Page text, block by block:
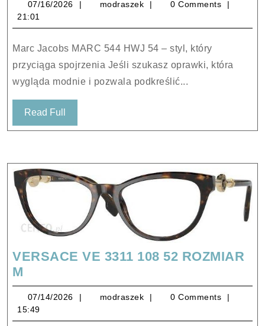
MARC
544
07/16/2026 07/16/2026
modraszek modraszek
0 Comments
21:01
Marc Jacobs MARC 544 HWJ 54 – styl, który
przyciąga spojrzenia Jeśli szukasz oprawki, która
wygląda modnie i pozwala podkreślić...
Read Full
Full
VERSACE VE 3311 108 52 ROZMIAR
M
VE
3311
108
07/14/2026 07/14/2026
modraszek modraszek
0 Comments
15:49